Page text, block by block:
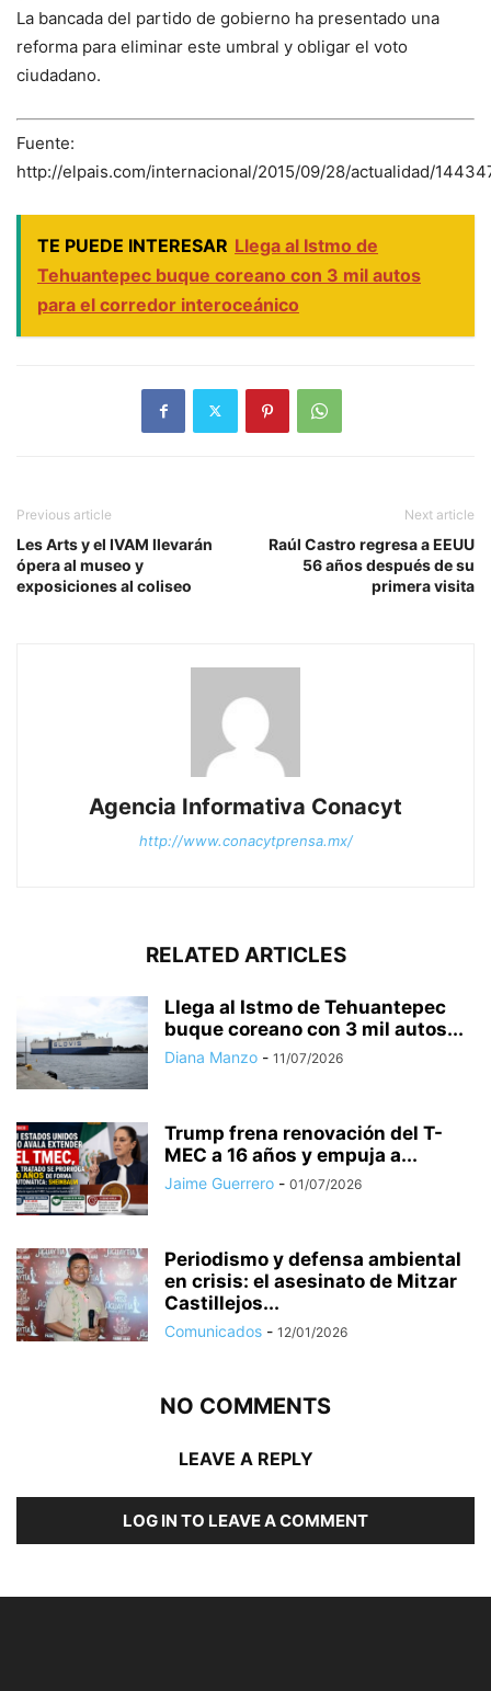
La bancada del partido de gobierno ha presentado una
reforma para eliminar este umbral y obligar el voto
ciudadano.
Fuente:
http://elpais.com/internacional/2015/09/28/actualidad/
TE PUEDE INTERESAR Llega al Istmo de
Tehuantepec buque coreano con 3 mil autos
para el corredor interoceánico
Previous article
Les Arts y el IVAM llevarán
ópera al museo y
exposiciones al coliseo
Next article
Raúl Castro regresa a EEUU
56 años después de su
primera visita
Agencia Informativa Conacyt
http://www.conacytprensa.mx/
RELATED ARTICLES
Llega al Istmo de Tehuantepec
buque coreano con 3 mil autos...
Diana Manzo - 11/07/2026
Trump frena renovación del T-
MEC a 16 años y empuja a...
Jaime Guerrero - 01/07/2026
Periodismo y defensa ambiental
en crisis: el asesinato de Mitzar
Castillejos...
Comunicados - 12/01/2026
NO COMMENTS
LEAVE A REPLY
LOG IN TO LEAVE A COMMENT